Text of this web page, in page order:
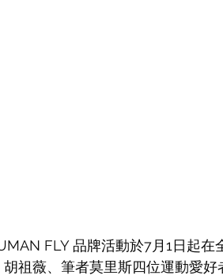
FLY 品牌活動於7月1日起
祖薇、筆者莫里斯四位運動愛